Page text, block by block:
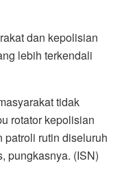
dan kepolisian
lebih terkendali
tidak
rotator kepolisian
patroli rutin diseluruh
pungkasnya. (ISN)